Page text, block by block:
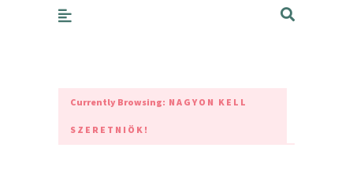
Currently Browsing: NAGYON KELL
SZERETNIÖK!